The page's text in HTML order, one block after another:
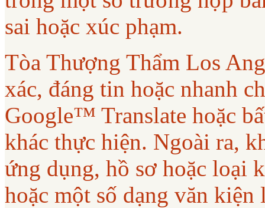
sai hoặc xúc phạm.
Tòa Thượng Thẩm Los
xác, đáng tin hoặc nhanh
Google™ Translate hoặc
khác thực hiện. Ngoài ra,
ứng dụng, hồ sơ hoặc loại
hoặc một số dạng văn